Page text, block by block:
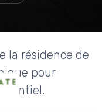
la résidence de
pour